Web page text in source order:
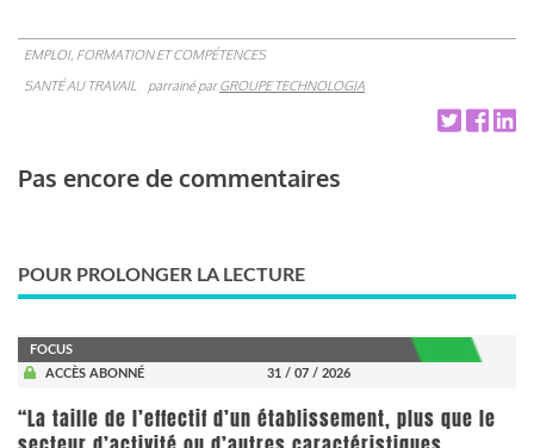
EMPLOI, FORMATION ET COMPÉTENCES
SANTÉ AU TRAVAIL
parrainé parGROUPE TECHNOLOGIA
Pas encore de commentaires
POUR PROLONGER LA LECTURE
FOCUS
ACCÈS ABONNÉ
31 / 07 / 2026
“La taille de l’effectif d’un établissement, plus que le